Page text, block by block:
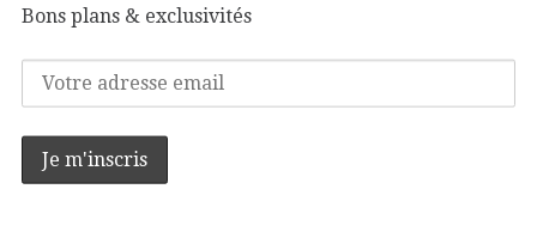
Bons plans & exclusivités